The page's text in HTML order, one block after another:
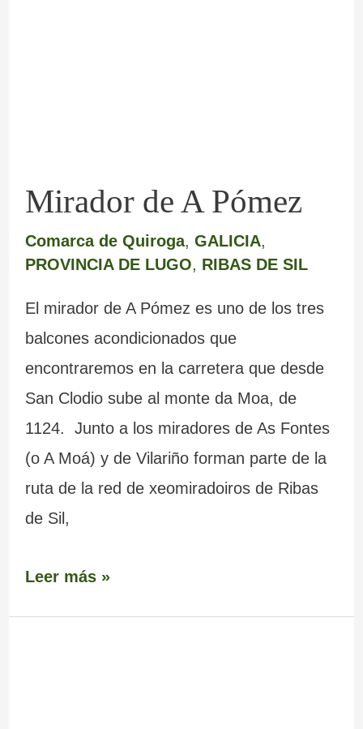
Mirador de A Pómez
Comarca de Quiroga, GALICIA,
PROVINCIA DE LUGO, RIBAS DE SIL
El mirador de A Pómez es uno de los tres
balcones acondicionados que
encontraremos en la carretera que desde
San Clodio sube al monte da Moa, de
1124. Junto a los miradores de As Fontes
(o A Moá) y de Vilariño forman parte de la
ruta de la red de xeomiradoiros de Ribas
de Sil,
Leer más »